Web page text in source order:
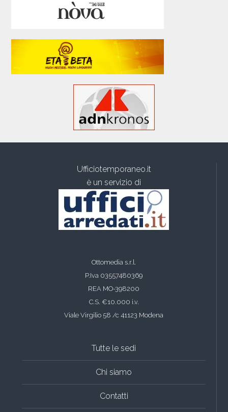
Ufficiotemporaneo.it
è un servizio di
Ottomedia s.r.l.
P.Iva 03557480369
REA MO-398200
C.S. €10.000 i.v.
Viale Virgilio 58 /c 41123 Modena
Tutte le sedi
Chi siamo
Contatti